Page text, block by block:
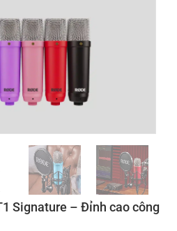
Signature – Đỉnh cao công